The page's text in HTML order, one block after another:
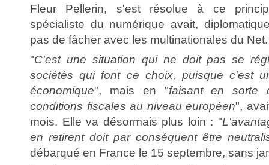
Fleur Pellerin, s'est résolue à ce
spécialiste du numérique avait,
pas de fâcher avec les multinationales du Net.
"C'est une situation qui ne doit pas se
sociétés qui font ce choix, puisque c'est
économique", mais en "faisant en sorte
conditions fiscales au niveau européen",
mois. Elle va désormais plus loin : "
en retirent doit par conséquent être
débarqué en France le 15 septembre, sans